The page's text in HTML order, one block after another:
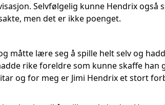
Selvfølgelig kunne Hendrix
men det er ikke poenget.
måtte lære seg å spille helt selv og
rike foreldre som kunne skaffe
og for meg er Jimi Hendrix et stort